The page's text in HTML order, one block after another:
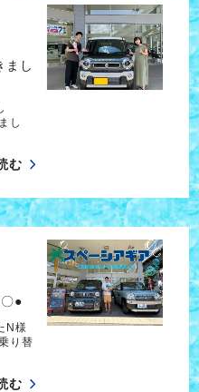
まし
し
む
●
N様
り替
む